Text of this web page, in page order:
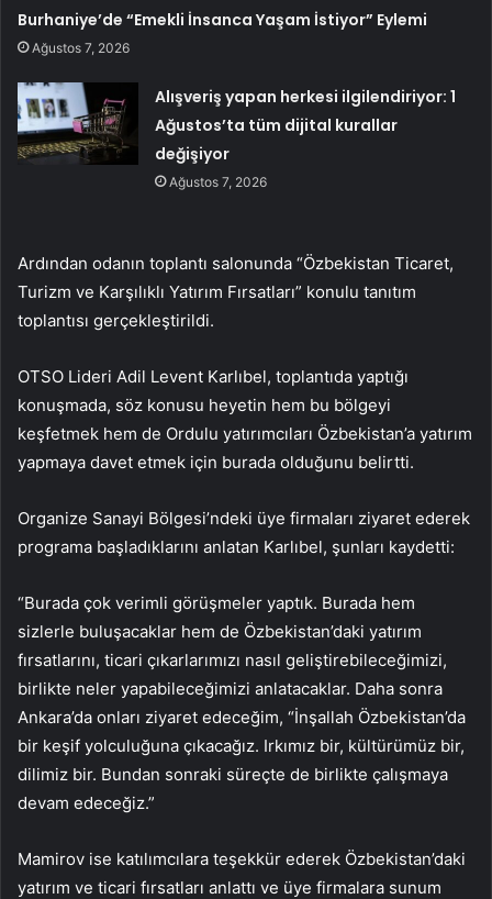
Burhaniye’de “Emekli İnsanca Yaşam İstiyor” Eylemi
Ağustos 7, 2026
Alışveriş yapan herkesi ilgilendiriyor: 1
Ağustos’ta tüm dijital kurallar
değişiyor
Ağustos 7, 2026
Ardından odanın toplantı salonunda “Özbekistan Ticaret,
Turizm ve Karşılıklı Yatırım Fırsatları” konulu tanıtım
toplantısı gerçekleştirildi.
OTSO Lideri Adil Levent Karlıbel, toplantıda yaptığı
konuşmada, söz konusu heyetin hem bu bölgeyi
keşfetmek hem de Ordulu yatırımcıları Özbekistan’a yatırım
yapmaya davet etmek için burada olduğunu belirtti.
Organize Sanayi Bölgesi’ndeki üye firmaları ziyaret ederek
programa başladıklarını anlatan Karlıbel, şunları kaydetti:
“Burada çok verimli görüşmeler yaptık. Burada hem
sizlerle buluşacaklar hem de Özbekistan’daki yatırım
fırsatlarını, ticari çıkarlarımızı nasıl geliştirebileceğimizi,
birlikte neler yapabileceğimizi anlatacaklar. Daha sonra
Ankara’da onları ziyaret edeceğim, “İnşallah Özbekistan’da
bir keşif yolculuğuna çıkacağız. Irkımız bir, kültürümüz bir,
dilimiz bir. Bundan sonraki süreçte de birlikte çalışmaya
devam edeceğiz.”
Mamirov ise katılımcılara teşekkür ederek Özbekistan’daki
yatırım ve ticari fırsatları anlattı ve üye firmalara sunum